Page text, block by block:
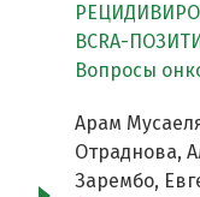
BCRA-
Вопросы
Арам
Отраднова,
Зарембо,